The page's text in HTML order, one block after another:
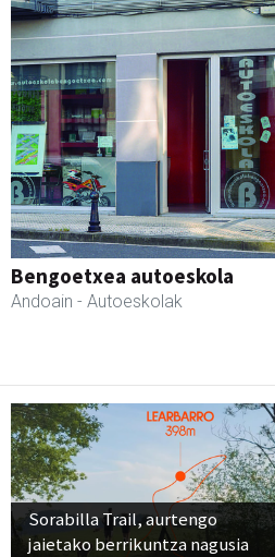
Bengoetxea autoeskola
Andoain - Autoeskolak
Sorabilla Trail, aurtengo
jaietako berrikuntza nagusia